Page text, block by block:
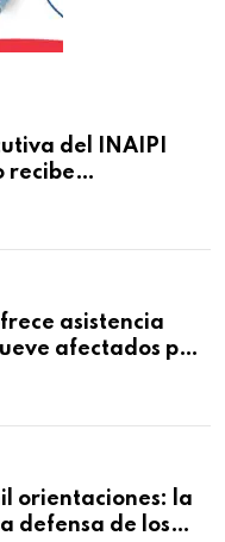
del INAIPI
recibe
asistencia
afectados por
orientaciones: la
defensa de los